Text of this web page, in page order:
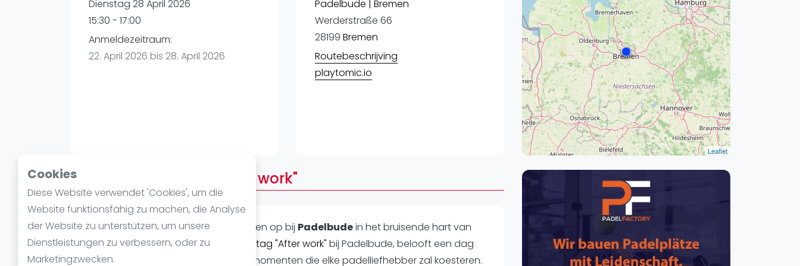
Cookies
Diese Website verwendet 'Cookies', um die
Website funktionsfähig zu machen, die Analyse
der Website zu unterstützen, um unsere
Dienstleistungen zu verbessern, oder zu
Marketingzwecken.
Verschiedenes
Leipzig
Dortmund
Essen
Dienstag 28 April 2026
15:30 - 17:00
Anmeldezeitraum:
22. April 2026 bis 28. April 2026
Padelbude | Bremen
Werderstraße 66
28199 Bremen
Routebeschrijving
playtomic.io
Leaflet
Über 17:30 Dienstag "After work"
Laat je passie voor padelontvlammen op bij Padelbudein het bruisende hart van
Bremen. Het evenement,17:30 Dienstag "After work" bij Padelbude, belooft een dag
vol actie, energie en onvergetelijke momenten die elke padelliefhebber zal koesteren.